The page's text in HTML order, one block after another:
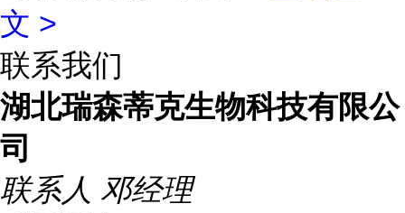
文 >
联系我们
湖北瑞森蒂克生物科技有限公
司
联系人 邓经理